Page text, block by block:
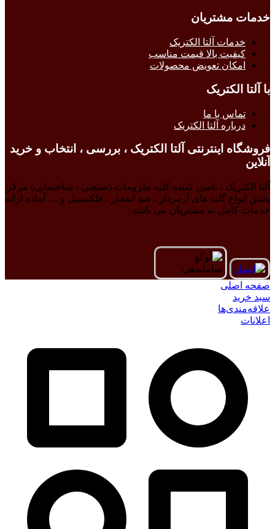
خدمات مشتریان
خدمات آلتا الکتریک
کیفیت بالا قیمت مناسب
امکان تعویض محصولات
با آلتا الکتریک
تماس با ما
درباره آلتا الکتریک
فروشگاه اینترنتی آلتا الکتریک ، بررسی ، انتخاب و خرید
آنلاین
آلتا الکتریک ، تامین کننده کلیه ملزومات (صنعتی ، ساختمانی) مرکز
پخش انواع گلند های آرمردار ، ضد انفجار ، فلکسیبل و … آماده ارائه
خدمات کامل به مشتریان می باشد.
صفحه اصلی
سبد خرید
علاقه‌مندی‌ها
اعلانات